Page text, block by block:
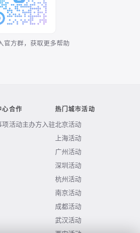
官方群，获取更多帮助
心
项
合作
活动主办方入驻
热门城市活动
北京活动
上海活动
广州活动
深圳活动
杭州活动
南京活动
成都活动
武汉活动